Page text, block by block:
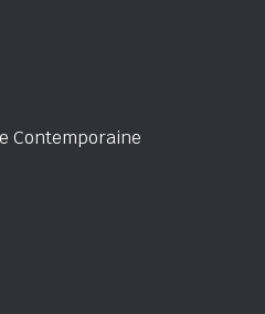
Contemporaine